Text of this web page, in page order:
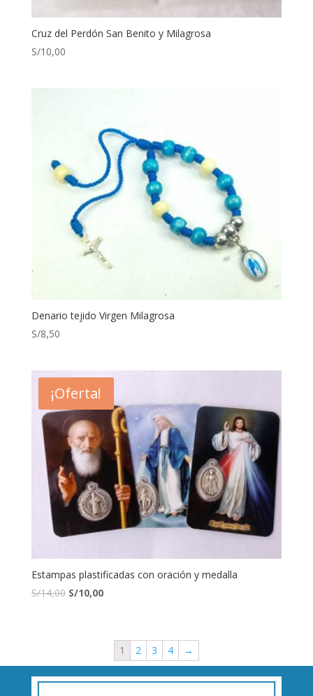
Cruz del Perdón San Benito y Milagrosa
S/10,00
Denario tejido Virgen Milagrosa
S/8,50
¡Oferta!
Estampas plastificadas con oración y medalla
S/14,00 S/10,00
1 2 3 4 →